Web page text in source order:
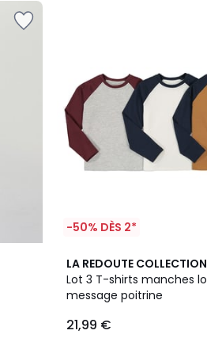
-50% DÈS 2*
LA REDOUTE
Lot 3 T-shirts manches
message poitrine
21,99 €
4,8
/ 5